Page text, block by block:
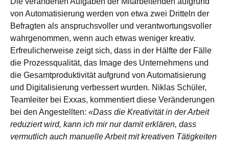
von Automatisierung werden von etwa zwei Dritteln der
Befragten als anspruchsvoller und verantwortungsvoller
wahrgenommen, wenn auch etwas weniger kreativ.
Erfreulicherweise zeigt sich, dass in der Hälfte der Fälle
die Prozessqualität, das Image des Unternehmens und
die Gesamtproduktivität aufgrund von Automatisierung
und Digitalisierung verbessert wurden. Niklas Schüler,
Teamleiter bei Exxas, kommentiert diese Veränderungen
bei den Angestellten: «Dass die Kreativität in der Arbeit
reduziert wird, kann ich mir nur damit erklären, dass
vermutlich auch manuelle Arbeit mit kreativen Tätigkeiten